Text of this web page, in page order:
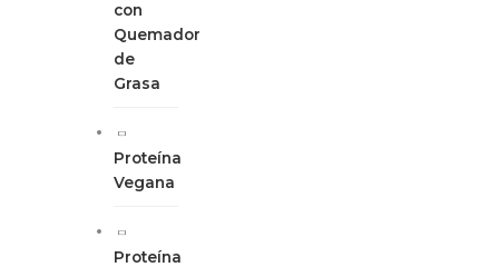
con
Quemador
de
Grasa
Proteína
Vegana
Proteína